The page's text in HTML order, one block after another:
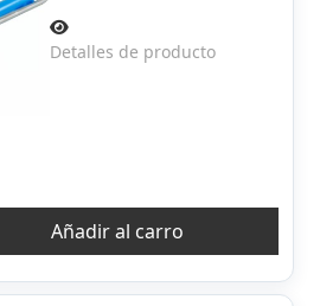
Detalles de producto
Añadir al carro